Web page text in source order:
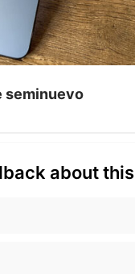
seminuevo
about this